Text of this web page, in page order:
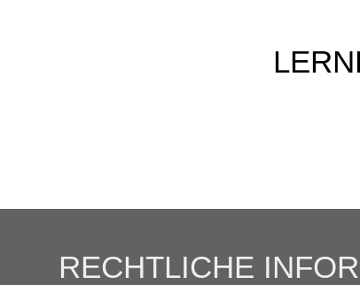
RECHTLICHE